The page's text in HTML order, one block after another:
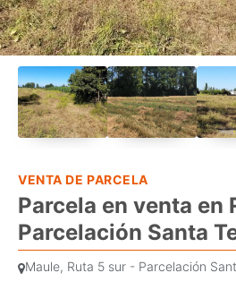
VENTA DE PARCELA
Parcela en venta en
Parcelación Santa
Maule, Ruta 5 sur - Parcelación